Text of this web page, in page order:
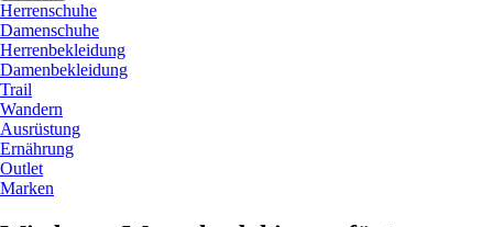
Herrenschuhe
Damenschuhe
Herrenbekleidung
Damenbekleidung
Trail
Wandern
Ausrüstung
Ernährung
Outlet
Marken